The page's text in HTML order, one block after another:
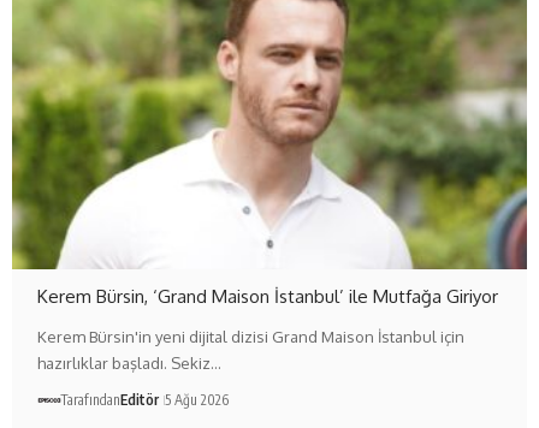
Kerem Bürsin, ‘Grand Maison İstanbul’ ile Mutfağa Giriyor
Kerem Bürsin'in yeni dijital dizisi Grand Maison İstanbul için
hazırlıklar başladı. Sekiz…
TarafındanEditör 5 Ağu 2026